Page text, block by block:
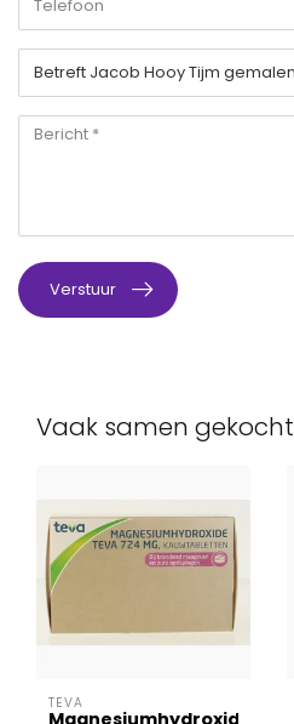
Verstuur
Vaak samen gekocht
TEVA
Magnesiumhydroxide